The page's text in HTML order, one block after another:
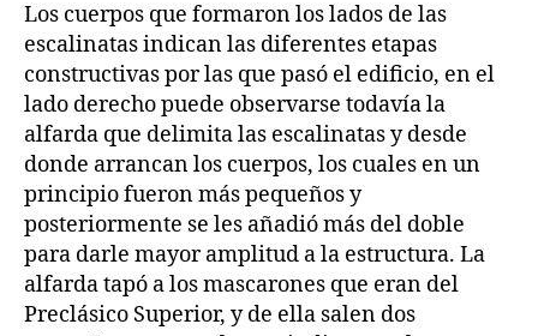
Los cuerpos que formaron los lados de las
escalinatas indican las diferentes etapas
constructivas por las que pasó el edificio, en el
lado derecho puede observarse todavía la
alfarda que delimita las escalinatas y desde
donde arrancan los cuerpos, los cuales en un
principio fueron más pequeños y
posteriormente se les añadió más del doble
para darle mayor amplitud a la estructura. La
alfarda tapó a los mascarones que eran del
Preclásico Superior, y de ella salen dos